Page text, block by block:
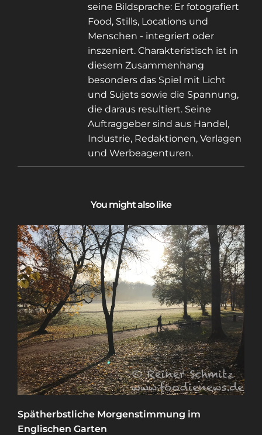
seine Bildsprache: Er fotografiert
Food, Stills, Locations und
Menschen - integriert oder
inszeniert. Charakteristisch ist in
diesem Zusammenhang
besonders das Spiel mit Licht
und Sujets sowie die Spannung,
die daraus resultiert. Seine
Auftraggeber sind aus Handel,
Industrie, Redaktionen, Verlagen
und Werbeagenturen.
You might also like
Spätherbstliche Morgenstimmung im
Englischen Garten